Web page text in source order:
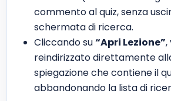
commento al quiz, senza
schermata di ricerca.
Cliccando su“Apri Lezione”,
reindirizzato direttamente
spiegazione che contiene il
abbandonando la lista di